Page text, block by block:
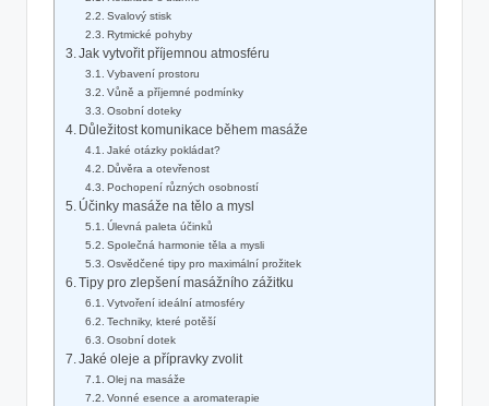
Svalový stisk
Rytmické pohyby
Jak vytvořit příjemnou ‍atmosféru
Vybavení prostoru
Vůně a příjemné ​podmínky
Osobní doteky
Důležitost komunikace během masáže
Jaké ‌otázky pokládat?
Důvěra a otevřenost
Pochopení různých osobností
Účinky masáže na ⁢tělo​ a mysl
Úlevná paleta účinků
Společná harmonie těla a mysli
Osvědčené tipy pro maximální prožitek
Tipy⁣ pro zlepšení masážního zážitku
Vytvoření ideální atmosféry
Techniky, které potěší
Osobní dotek
Jaké oleje a přípravky zvolit
Olej na masáže
Vonné esence a aromaterapie